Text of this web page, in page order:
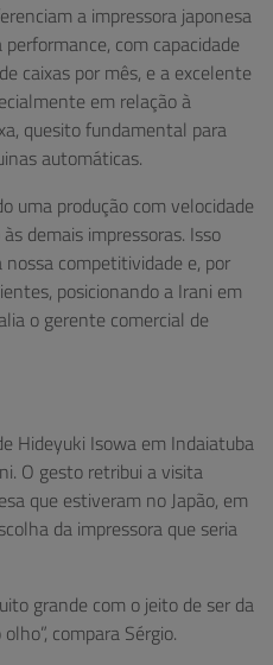
a impressora japonesa
com capacidade
caixas por mês, e a excelente
em relação à
quesito fundamental para
automáticas.
uma produção com velocidade
demais impressoras. Isso
competitividade e, por
posicionando a Irani em
o gerente comercial de
Hideyuki Isowa em Indaiatuba
O gesto retribui a visita
que estiveram no Japão, em
da impressora que seria
grande com o jeito de ser da
compara Sérgio.